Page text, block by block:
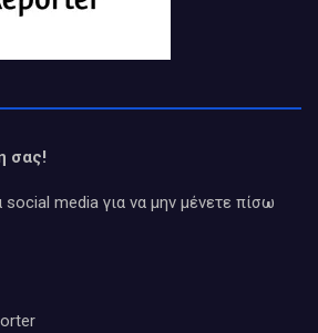
σας!
media για να μην μένετε πίσω